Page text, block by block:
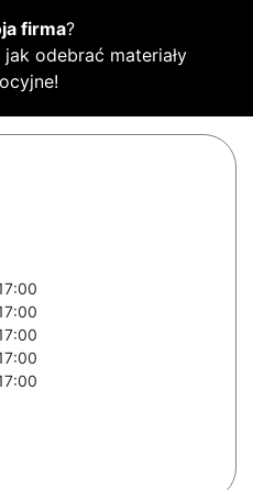
firma?
odebrać materiały